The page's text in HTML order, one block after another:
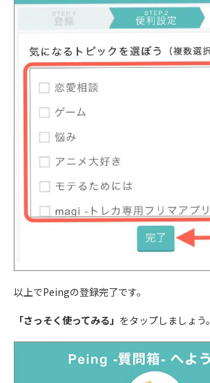
以上でPeingの登録完了です。
「さっそく使ってみる」 をタップしましょう。